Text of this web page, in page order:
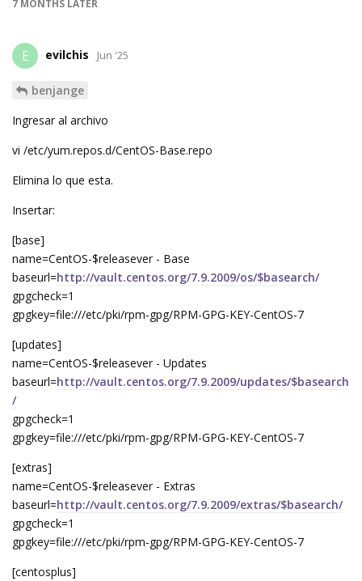
7 MONTHS LATER
E evilchis Jun '25
benjange
Ingresar al archivo
vi /etc/yum.repos.d/CentOS-Base.repo
Elimina lo que esta.
Insertar:
[base]
name=CentOS-$releasever - Base
baseurl=http://vault.centos.org/7.9.2009/os/$basearch/
gpgcheck=1
gpgkey=file:///etc/pki/rpm-gpg/RPM-GPG-KEY-CentOS-7
[updates]
name=CentOS-$releasever - Updates
baseurl=http://vault.centos.org/7.9.2009/updates/$basearch
/
gpgcheck=1
gpgkey=file:///etc/pki/rpm-gpg/RPM-GPG-KEY-CentOS-7
[extras]
name=CentOS-$releasever - Extras
baseurl=http://vault.centos.org/7.9.2009/extras/$basearch/
gpgcheck=1
gpgkey=file:///etc/pki/rpm-gpg/RPM-GPG-KEY-CentOS-7
[centosplus]